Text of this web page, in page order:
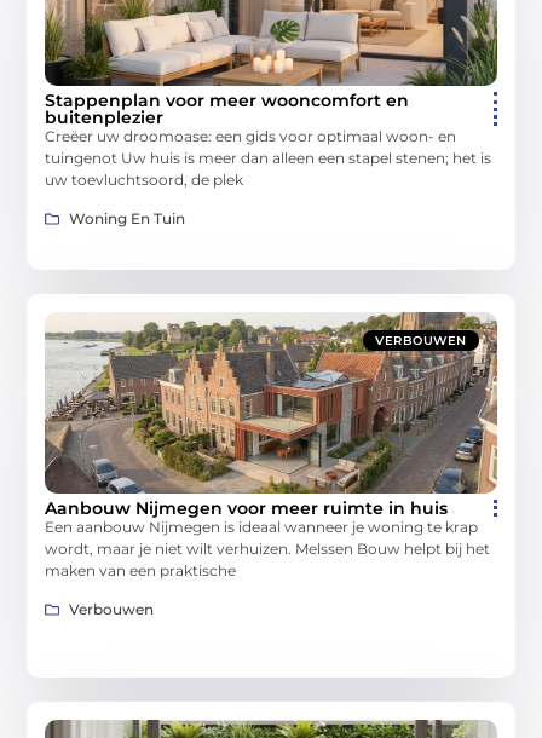
Stappenplan voor meer wooncomfort en
buitenplezier
Creëer uw droomoase: een gids voor optimaal woon- en
tuingenot Uw huis is meer dan alleen een stapel stenen; het is
uw toevluchtsoord, de plek
Woning En Tuin
VERBOUWEN
Aanbouw Nijmegen voor meer ruimte in huis
Een aanbouw Nijmegen is ideaal wanneer je woning te krap
wordt, maar je niet wilt verhuizen. Melssen Bouw helpt bij het
maken van een praktische
Verbouwen